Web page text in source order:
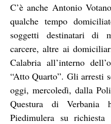
C’è anche Antonio
qualche tempo
soggetti destinatari di
carcere, altre ai
Calabria all’interno
“Atto Quarto”. Gli arresti
oggi, mercoledì, dalla
Questura di Verbania
Piedimulera su